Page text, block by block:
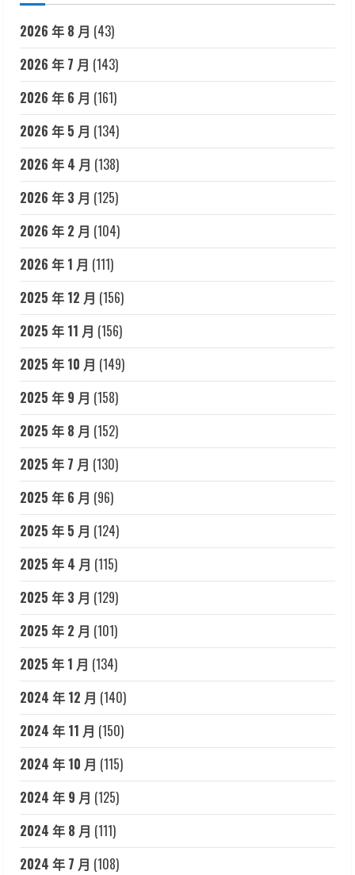
2026 年 8 月 (43)
2026 年 7 月 (143)
2026 年 6 月 (161)
2026 年 5 月 (134)
2026 年 4 月 (138)
2026 年 3 月 (125)
2026 年 2 月 (104)
2026 年 1 月 (111)
2025 年 12 月 (156)
2025 年 11 月 (156)
2025 年 10 月 (149)
2025 年 9 月 (158)
2025 年 8 月 (152)
2025 年 7 月 (130)
2025 年 6 月 (96)
2025 年 5 月 (124)
2025 年 4 月 (115)
2025 年 3 月 (129)
2025 年 2 月 (101)
2025 年 1 月 (134)
2024 年 12 月 (140)
2024 年 11 月 (150)
2024 年 10 月 (115)
2024 年 9 月 (125)
2024 年 8 月 (111)
2024 年 7 月 (108)